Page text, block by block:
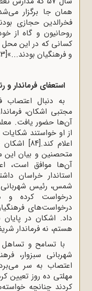
همان جا برگزار
فخرالدین حجازی
روحانیون و گاه از
کسانی که در این محل
و فرهنگیان بودند...»[83]
استعفای فرماندار
به دنبال اعتصاب
مجتبی اشکان،
آن‌ها حضور یافت.
از او خواستند
اعلام کند.[84]
متحصنین و بیان
آن‌ها موافق است،
استاندار خراسان
شمس، رئیس شهربانی
درخواست کرده
درخواست‌های
داد. اشکان در پایان
هستم، نه فرماندار
با تسامح و تساهل
شهربانی سبزوار،
اعتصاب به سر
مهلتی ده روز تعیین
کردند چنانچه